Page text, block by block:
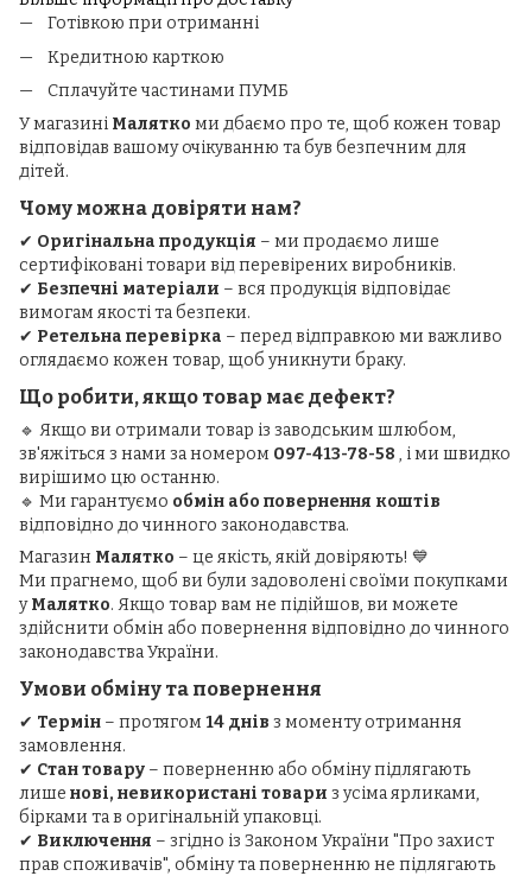
Готівкою при отриманні
Кредитною карткою
Сплачуйте частинами ПУМБ
У магазині Малятко ми дбаємо про те, щоб кожен товар
відповідав вашому очікуванню та був безпечним для
дітей.
Чому можна довіряти нам?
✔ Оригінальна продукція – ми продаємо лише
сертифіковані товари від перевірених виробників.
✔ Безпечні матеріали – вся продукція відповідає
вимогам якості та безпеки.
✔ Ретельна перевірка – перед відправкою ми важливо
оглядаємо кожен товар, щоб уникнути браку.
Що робити, якщо товар має дефект?
🔹 Якщо ви отримали товар із заводським шлюбом,
зв'яжіться з нами за номером 097-413-78-58 , і ми швидко
вирішимо цю останню.
🔹 Ми гарантуємо обмін або повернення коштів
відповідно до чинного законодавства.
Магазин Малятко – це якість, якій довіряють! 💙
Ми прагнемо, щоб ви були задоволені своїми покупками
уМалятко. Якщо товар вам не підійшов, ви можете
здійснити обмін або повернення відповідно до чинного
законодавства України.
Умови обміну та повернення
✔ Термін – протягом 14 днів з моменту отримання
замовлення.
✔ Стан товару – поверненню або обміну підлягають
лише нові, невикористані товари з усіма ярликами,
бірками та в оригінальній упаковці.
✔ Виключення – згідно із Законом України "Про захист
прав споживачів", обміну та поверненню не підлягають